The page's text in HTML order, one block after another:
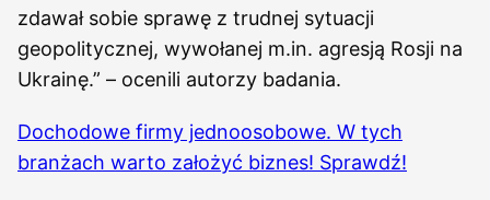
zdawał sobie sprawę z trudnej sytuacji
geopolitycznej, wywołanej m.in. agresją Rosji na
Ukrainę.” – ocenili autorzy badania.
Dochodowe firmy jednoosobowe. W tych
branżach warto założyć biznes! Sprawdź!